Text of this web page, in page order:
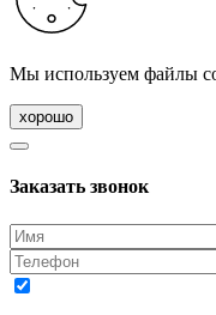
Мы используем файлы
хорошо
Заказать звонок